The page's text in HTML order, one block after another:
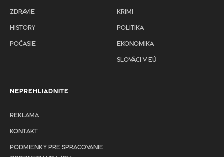
ZDRAVIE
HISTORY
POČASIE
KRIMI
POLITIKA
EKONOMIKA
SLOVÁCI V EÚ
NEPREHLIADNITE
REKLAMA
KONTAKT
PODMIENKY PRE SPRACOVANIE